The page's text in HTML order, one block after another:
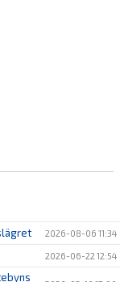
2026-08-06 11:34
2026-06-22 12:54